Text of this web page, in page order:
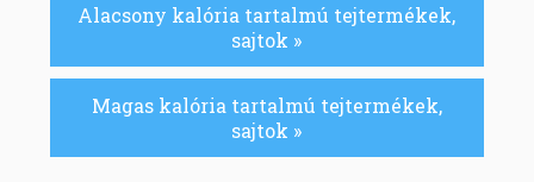
Alacsony kalória tartalmú tejtermékek,
sajtok »
Magas kalória tartalmú tejtermékek,
sajtok »